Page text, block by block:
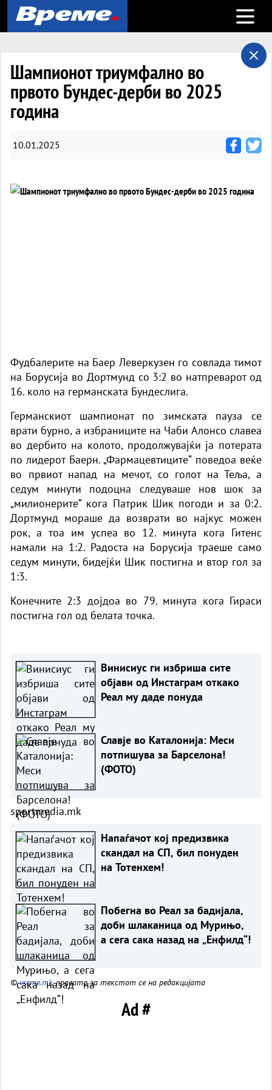
Open
Шампионот триумфално во
првото Бундес-дерби во 2025
година
10.01.2025
Фудбалерите на Баер Леверкузен го совлада тимот
на Борусија во Дортмунд со 3:2 во натпреварот од
16. коло на германската Бундеслига.
Германскиот шампионат по зимската пауза се
врати бурно, а избраниците на Чаби Алонсо славеа
во дербито на колото, продолжувајќи ја потерата
по лидерот Баерн. „Фармацевтиците“ поведоа веќе
во првиот напад на мечот, со голот на Теља, а
седум минути подоцна следуваше нов шок за
„милионерите“ кога Патрик Шик погоди и за 0:2.
Дортмунд мораше да возврати во најкус можен
рок, а тоа им успеа во 12. минута кога Гитенс
намали на 1:2. Радоста на Борусија траеше само
седум минути, бидејќи Шик постигна и втор гол за
1:3.
Конечните 2:3 дојдоа во 79. минута кога Гираси
постигна гол од белата точка.
Винисиус ги избриша сите
објави од Инстаграм откако
Реал му даде понуда
Славје во Каталонија: Меси
потпишува за Барселона!
(ФОТО)
sportmedia.mk
Напаѓачот кој предизвика
скандал на СП, бил понуден
на Тотенхем!
Побегна во Реал за бадијала,
доби шлаканица од Мурињо,
а сега сака назад на „Енфилд“!
©vreme.mk, правата за текстот се на редакцијата
Ad #